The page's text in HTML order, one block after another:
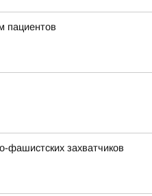
пациентов
фашистских захватчиков